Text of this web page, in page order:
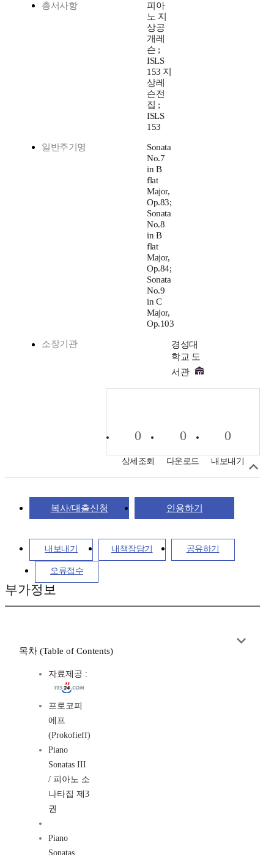
총서사항
피아
노 지
상공
개레
슨 ;
ISLS
153 지
상레
슨전
집 ;
ISLS
153
일반주기명
Sonata
No.7
in B
flat
Major,
Op.83;
Sonata
No.8
in B
flat
Major,
Op.84;
Sonata
No.9
in C
Major,
Op.103
소장기관
경성대
학교 도
서관
0
상세조회
0
다운로드
0
내보내기
복사/대출신청 인용하기
내보내기 내책장담기 공유하기
오류접수
부가정보
목차 (Table of Contents)
자료제공 :
프로코피
에프
(Prokofieff)
Piano
Sonatas III
/ 피아노 소
나타집 제3
권
Piano
Sonatas,